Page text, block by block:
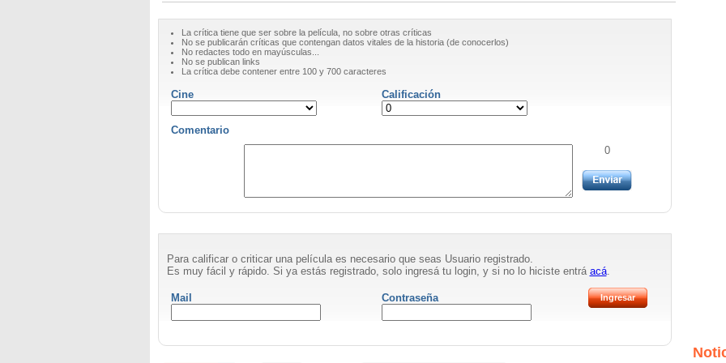
La crítica tiene que ser sobre la película, no sobre otras críticas
No se publicarán críticas que contengan datos vitales de la historia (de conocerlos)
No redactes todo en mayúsculas...
No se publican links
La crítica debe contener entre 100 y 700 caracteres
Cine Calificación
Comentario
0
Para calificar o criticar una película es necesario que seas Usuario registrado.
Es muy fácil y rápido. Si ya estás registrado, solo ingresá tu login, y si no lo hiciste entrá acá.
Mail Contraseña